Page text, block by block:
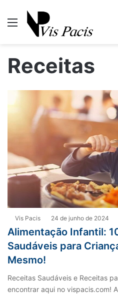
Menu
Receitas
Vis Pacis 24 de junho de 2024
Alimentação Infantil:
Saudáveis para
Mesmo!
Receitas Saudáveis e Receitas
encontrar aqui no vispacis.com!